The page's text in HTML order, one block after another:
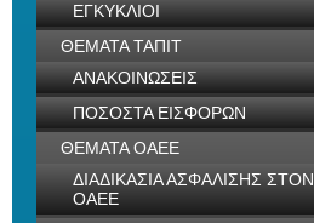
ΕΓΚΥΚΛΙΟΙ
ΘΕΜΑΤΑ ΤΑΠΙΤ
ΑΝΑΚΟΙΝΩΣΕΙΣ
ΠΟΣΟΣΤΑ ΕΙΣΦΟΡΩΝ
ΘΕΜΑΤΑ ΟΑΕΕ
ΔΙΑΔΙΚΑΣΙΑ ΑΣΦΑΛΙΣΗΣ ΣΤΟΝ
ΟΑΕΕ